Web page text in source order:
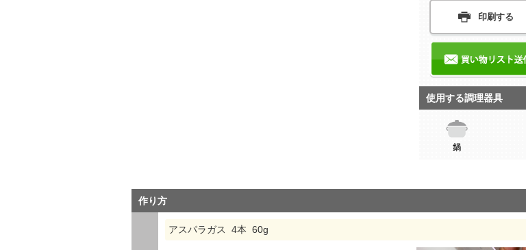
印刷する
使用する調理器具
作り方
アスパラガス 4本 60g